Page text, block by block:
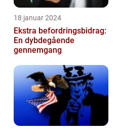
18 januar 2024
Ekstra befordringsbidrag:
En dybdegående
gennemgang